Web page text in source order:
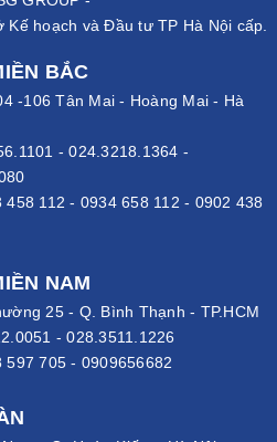
Kế hoạch và Đầu tư TP Hà Nội cấp.
BẮC
-106 Tân Mai - Hoàng Mai - Hà
-024.3218.1364 -
458 112 - 0934 658 112 - 0902 438
NAM
25 - Q. Bình Thạnh - TP.HCM
-028.3511.1226
597 705 - 0909656682